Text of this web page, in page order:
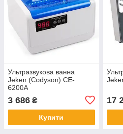
Ультразвукова ванна
Jeken (Codyson) CE-
6200A
3 686 ₴
Купити
17